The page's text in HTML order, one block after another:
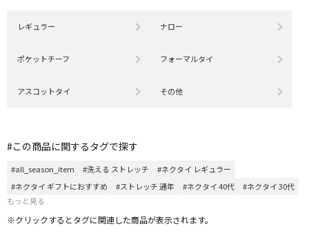
レギュラー ナロー
ポケットチーフ フォーマルタイ
アスコットタイ その他
#この商品に関するタグで探す
#all_season_item #洗える ストレッチ
#ネクタイ レギュラー
#ネクタイ ギフトにおすすめ
#ストレッチ 通年 #ネクタイ 40代
#ネクタイ 30代
もっと見る
※クリックするとタグに関連した商品が表示されます。